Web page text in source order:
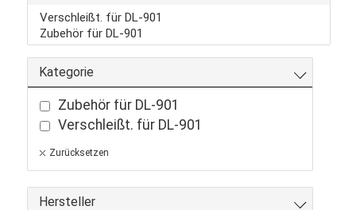
Verschleißt. für DL-901
Zubehör für DL-901
Kategorie
Zubehör für DL-901
Verschleißt. für DL-901
Zurücksetzen
Hersteller